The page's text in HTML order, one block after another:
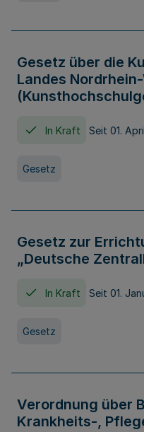
Gesetz über die
Landes
In Kraft Seit 01.
Gesetz
Gesetz zur
„Deutsche
In Kraft Seit 01.
Gesetz
Verordnung über
Krankheits-,